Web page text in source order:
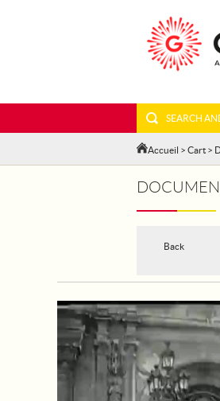
SEARCH
Accueil > Cart >
Back